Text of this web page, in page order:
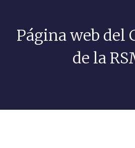
Página web del
de la